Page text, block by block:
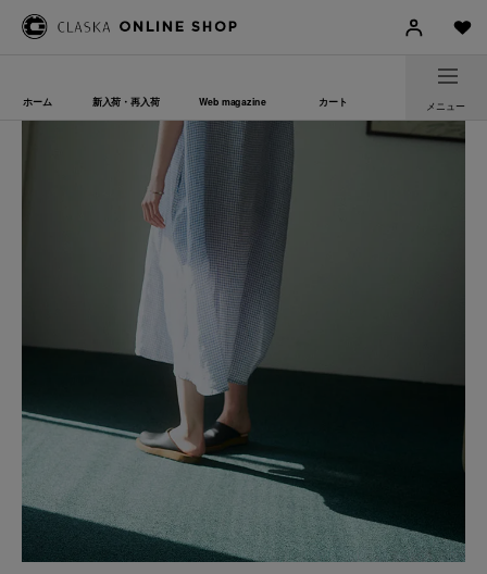
ホーム 新入荷・再入荷 Web magazine カート メニュー